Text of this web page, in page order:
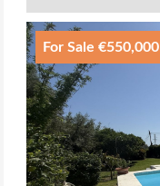
For Sale €550,000